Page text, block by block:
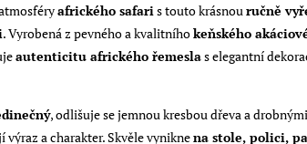
afrického safari s touto krásnou ručně
. Vyrobená z pevného a kvalitníhokeňského
autenticitu afrického řemeslas elegantní
, odlišuje se jemnou kresbou dřeva a
výraz a charakter. Skvěle vyniknena stole, polici,